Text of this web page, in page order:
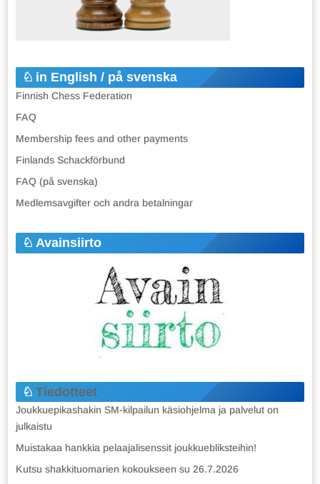
in English / på svenska
Finnish Chess Federation
FAQ
Membership fees and other payments
Finlands Schackförbund
FAQ (på svenska)
Medlemsavgifter och andra betalningar
Avainsiirto
Tiedotteet
Joukkuepikashakin SM-kilpailun käsiohjelma ja palvelut on
julkaistu
Muistakaa hankkia pelaajalisenssit joukkuebliksteihin!
Kutsu shakkituomarien kokoukseen su 26.7.2026